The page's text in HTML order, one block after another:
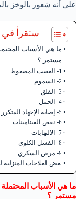
على أنه شعور بالوخز
ستقرأ في
ما هي الأسباب
مستمر ؟
1- العصب المضغوط
2- السموم
3- القلق
4- الحمل
5- إصابة الإجهاد المتكرر
6- نقص الفيتامينات
7- الالتهابات
8- الفشل الكلوي
9- مرض السكري
بعض العلاجات
ما هي الأسباب
مستمر ؟